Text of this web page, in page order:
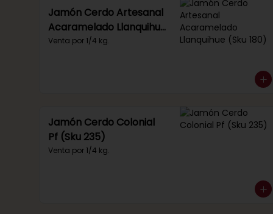
Jamón Cerdo Artesanal
Acaramelado Llanquihue
(Sku 180)
Venta por 1/4 kg.
Jamón Cerdo Colonial
Pf (Sku 235)
Venta por 1/4 kg.